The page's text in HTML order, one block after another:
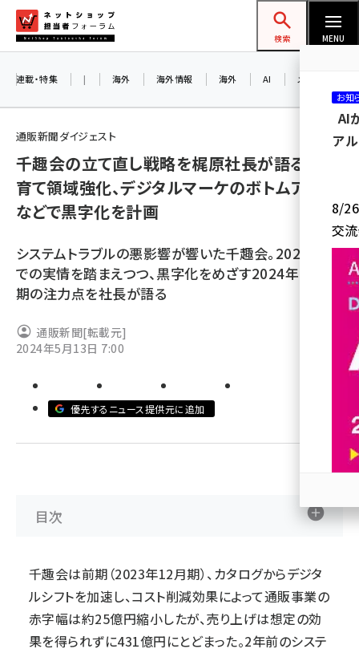
ン
ネットショップ担当者フォーラム
検索 MENU
amazon (2255)
yahoo (1906)
ecbeing (1210)
アスクル (1122)
base (1081)
ビィ・フォアード (776)
revico (744)
連載・特集 | 海外 海外情報 海外 AI メタバース
通販新聞ダイジェスト
千趣会の立て直し戦略を梶原社長が語る。子
育て領域強化、デジタルマーケのボトムアップ
などで黒字化を計画
システムトラブルの悪影響が響いた千趣会。2023年ま
での実情を踏まえつつ、黒字化をめざす2024年12月
期の注力点を社長が語る
通販新聞[転載元]
2024年5月13日 7:00
優先するニュース提供元に追加
目次
千趣会は前期（2023年12月期）、カタログからデジタ
ルシフトを加速し、コスト削減効果によって通販事業の
赤字幅は約25億円縮小したが、売り上げは想定の効
果を得られずに431億円にとどまった。2年前のシステ
お知
AI
ア
8/26
交
参